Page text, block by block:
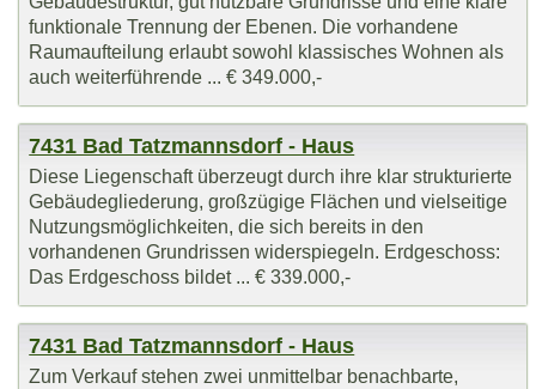
funktionale Trennung der Ebenen. Die vorhandene
Raumaufteilung erlaubt sowohl klassisches Wohnen als
auch weiterführende ... € 349.000,-
7431 Bad Tatzmannsdorf - Haus
Diese Liegenschaft überzeugt durch ihre klar strukturierte
Gebäudegliederung, großzügige Flächen und vielseitige
Nutzungsmöglichkeiten, die sich bereits in den
vorhandenen Grundrissen widerspiegeln. Erdgeschoss:
Das Erdgeschoss bildet ... € 339.000,-
7431 Bad Tatzmannsdorf - Haus
Zum Verkauf stehen zwei unmittelbar benachbarte,